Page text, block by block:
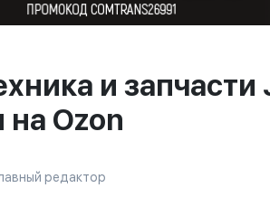
и
на Ozon
редактор